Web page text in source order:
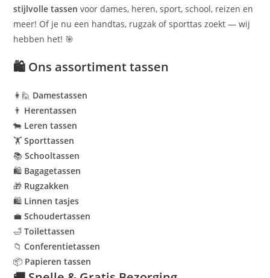
stijlvolle tassen voor dames, heren, sport, school, reizen en
meer! Of je nu een handtas, rugzak of sporttas zoekt — wij
hebben het! 🎯
🛍 Ons assortiment tassen
👩‍🙋 Damestassen
👨 Herentassen
🐄 Leren tassen
🏋Sporttassen
📚Schooltassen
🛍 Bagagetassen
🎁 Rugzakken
🛍 Linnen tasjes
💼Schoudertassen
🛁Toilettassen
📁Conferentietassen
📦 Papieren tassen